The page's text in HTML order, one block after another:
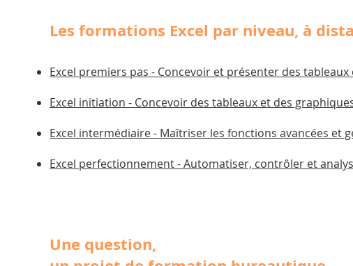
Excel premiers pas - Concevoir et présenter des
Excel initiation - Concevoir des tableaux et des
Excel intermédiaire - Maîtriser les fonctions avancées et
Excel perfectionnement - Automatiser, contrôler et
Les formations Excel par niveau, à
Une question,